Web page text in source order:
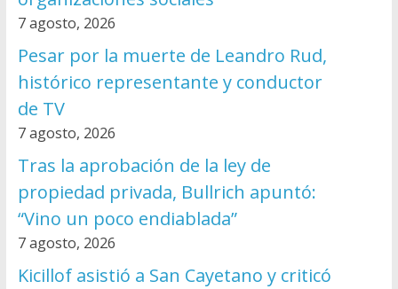
7 agosto, 2026
Pesar por la muerte de Leandro Rud,
histórico representante y conductor
de TV
7 agosto, 2026
Tras la aprobación de la ley de
propiedad privada, Bullrich apuntó:
“Vino un poco endiablada”
7 agosto, 2026
Kicillof asistió a San Cayetano y criticó